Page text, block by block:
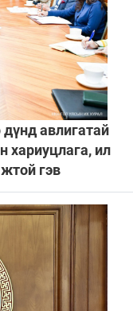
авлигатай
хариуцлага, ил
гэв